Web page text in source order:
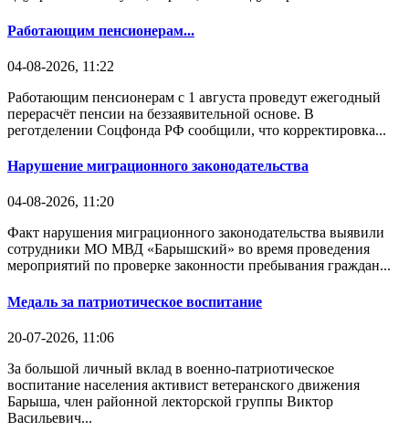
Работающим пенсионерам...
04-08-2026, 11:22
Работающим пенсионерам с 1 августа проведут ежегодный
перерасчёт пенсии на беззаявительной основе. В
реготделении Соцфонда РФ сообщили, что корректировка...
Нарушение миграционного законодательства
04-08-2026, 11:20
Факт нарушения миграционного законодательства выявили
сотрудники МО МВД «Барышский» во время проведения
мероприятий по проверке законности пребывания граждан...
Медаль за патриотическое воспитание
20-07-2026, 11:06
За большой личный вклад в военно-патриотическое
воспитание населения активист ветеранского движения
Барыша, член районной лекторской группы Виктор
Васильевич...